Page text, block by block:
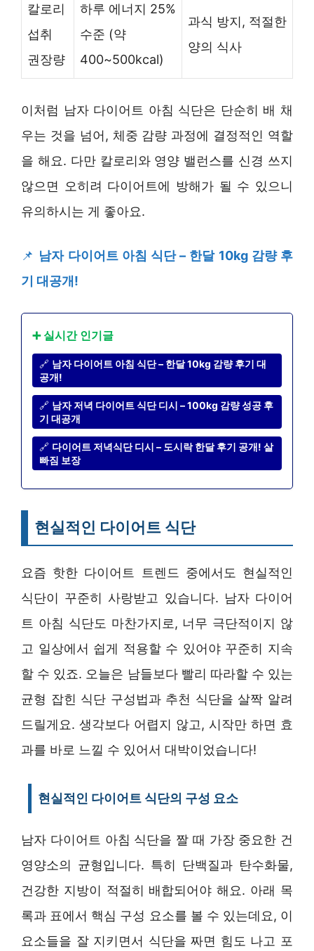
칼로리
섭취
권장량
하루 에너지 25%
수준 (약
400~500kcal)
과식 방지, 적절한
양의 식사
이처럼 남자 다이어트 아침 식단은 단순히 배 채
우는 것을 넘어, 체중 감량 과정에 결정적인 역할
을 해요. 다만 칼로리와 영양 밸런스를 신경 쓰지
않으면 오히려 다이어트에 방해가 될 수 있으니
유의하시는 게 좋아요.
📌 남자 다이어트 아침 식단 – 한달 10kg 감량 후
기 대공개!
➕ 실시간 인기글
🔗 남자 다이어트 아침 식단 – 한달 10kg 감량 후기 대
공개!
🔗 남자 저녁 다이어트 식단 디시 – 100kg 감량 성공 후
기 대공개
🔗 다이어트 저녁식단 디시 – 도시락 한달 후기 공개! 살
빠짐 보장
현실적인 다이어트 식단
요즘 핫한 다이어트 트렌드 중에서도 현실적인
식단이 꾸준히 사랑받고 있습니다. 남자 다이어
트 아침 식단도 마찬가지로, 너무 극단적이지 않
고 일상에서 쉽게 적용할 수 있어야 꾸준히 지속
할 수 있죠. 오늘은 남들보다 빨리 따라할 수 있는
균형 잡힌 식단 구성법과 추천 식단을 살짝 알려
드릴게요. 생각보다 어렵지 않고, 시작만 하면 효
과를 바로 느낄 수 있어서 대박이었습니다!
현실적인 다이어트 식단의 구성 요소
남자 다이어트 아침 식단을 짤 때 가장 중요한 건
영양소의 균형입니다. 특히 단백질과 탄수화물,
건강한 지방이 적절히 배합되어야 해요. 아래 목
록과 표에서 핵심 구성 요소를 볼 수 있는데요, 이
요소들을 잘 지키면서 식단을 짜면 힘도 나고 포